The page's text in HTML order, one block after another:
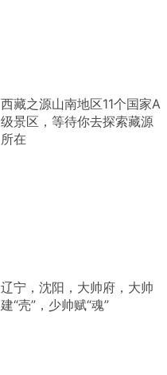
西藏之源山南地区11个国家A
级景区，等待你去探索藏源
所在
辽宁，沈阳，大帅府，大帅
建“壳”，少帅赋“魂”